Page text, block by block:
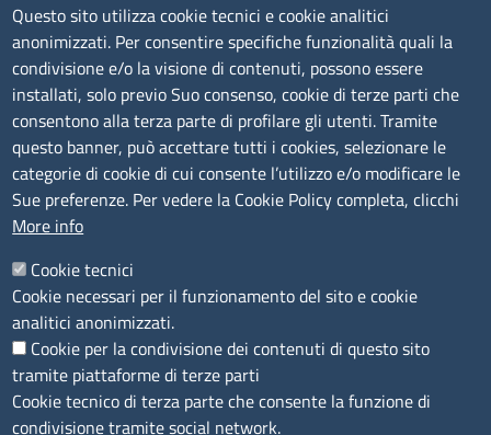
TRASPARENZA
Albo Online
Amministrazione trasparente
Bandi e concorsi
Segnalazioni Whistleblowing
Accessibilità
IBAN e pagamenti informatici
Informative privacy e cookie
Verifiche PA
Attuazione misure PNRR
Modulistica
Questo sito utilizza cookie tecnici e cookie analitici
anonimizzati. Per consentire specifiche funzionalità quali la
condivisione e/o la visione di contenuti, possono essere
installati, solo previo Suo consenso, cookie di terze parti che
consentono alla terza parte di profilare gli utenti. Tramite
questo banner, può accettare tutti i cookies, selezionare le
categorie di cookie di cui consente l’utilizzo e/o modificare le
Sue preferenze. Per vedere la Cookie Policy completa, clicchi
More info
Cookie tecnici
Cookie necessari per il funzionamento del sito e cookie
analitici anonimizzati.
Cookie per la condivisione dei contenuti di questo sito
tramite piattaforme di terze parti
Cookie tecnico di terza parte che consente la funzione di
condivisione tramite social network.